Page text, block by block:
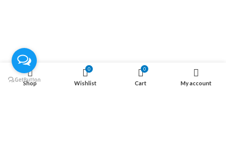
الاتصال علي الفيس بوك
معلومة
Shop
0
Wishlist
0
Cart My account